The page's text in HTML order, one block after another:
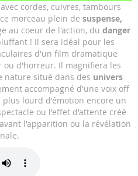
Skip
to
the
beginning
of
the
images
gallery
cordes, cuivres, tambours
morceau plein de suspense,
au coeur de l'action, du danger
! Il sera idéal pour les
d'un film dramatique
ou d'horreur. Il magnifiera les
nature situé dans des univers
accompagné d'une voix off
lourd d'émotion encore un
ou l'effet d'attente créé
avant l'apparition ou la révélation